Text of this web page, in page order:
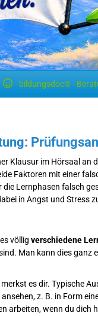
bildungsdoc® -
Klausur im Hörsaal an
Faktoren mit einer
Lernphasen falsch
in Angst und Stress
völlig verschiedene
Man kann dies
es dir. Typische
z. B. in Form
arbeiten, wenn du dich